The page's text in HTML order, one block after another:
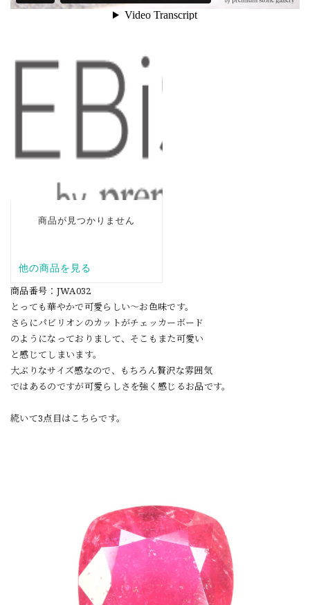
商品番号：JWA032
とっても華やかで可愛らしい〜お色味です。
さらにパビリオンのカットがチェッカーボード
のようになっておりまして、そこもまた可愛い
と感じてしまいます。
大ぶりなサイズ感なので、もちろん贅沢な雰囲気
ではあるのですが可愛らしさを強く感じるお品です。
続いて3点目はこちらです。